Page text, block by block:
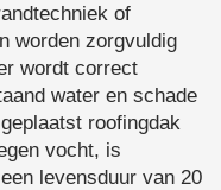
of
worden zorgvuldig
wordt correct
water en schade
roofingdak
vocht, is
levensduur van 20